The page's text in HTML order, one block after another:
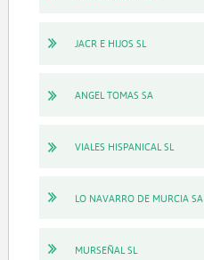
JACR E HIJOS SL
ANGEL TOMAS SA
VIALES HISPANICAL SL
LO NAVARRO DE MURCIA SA
MURSEÑAL SL